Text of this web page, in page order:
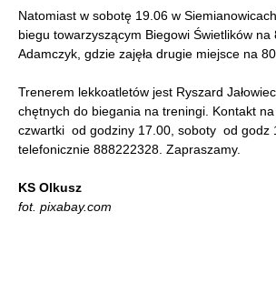
Natomiast w sobotę 19.06 w
biegu towarzyszącym Biegowi Świetlików na
Adamczyk, gdzie zajęła drugie miejsce na
Trenerem lekkoatletów jest Ryszard
chętnych do biegania na treningi. Kontakt
czwartki od godziny 17.00, soboty od godz
telefonicznie 888222328. Zapraszamy.
KS Olkusz
fot. pixabay.com